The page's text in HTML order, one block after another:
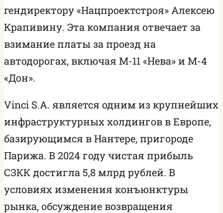
гендиректору «Нацпроектстроя» Алексею
Крапивину. Эта компания отвечает за
взимание платы за проезд на
автодорогах, включая М-11 «Нева» и М-4
«Дон».
Vinci S.A. является одним из крупнейших
инфраструктурных холдингов в Европе,
базирующимся в Нантере, пригороде
Парижа. В 2024 году чистая прибыль
СЗКК достигла 5,8 млрд рублей. В
условиях изменения конъюнктуры
рынка, обсуждение возвращения